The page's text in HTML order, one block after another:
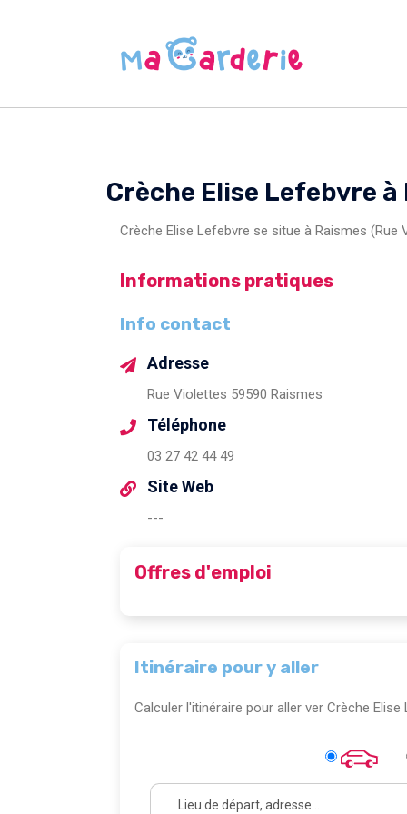
Crèche Elise Lefebvre à
Crèche Elise Lefebvre se situe à Raismes (Rue
Informations pratiques
Info contact
Adresse
Rue Violettes 59590 Raismes
Téléphone
03 27 42 44 49
Site Web
---
Offres d'emploi
Itinéraire pour y aller
Calculer l'itinéraire pour aller ver Crèche